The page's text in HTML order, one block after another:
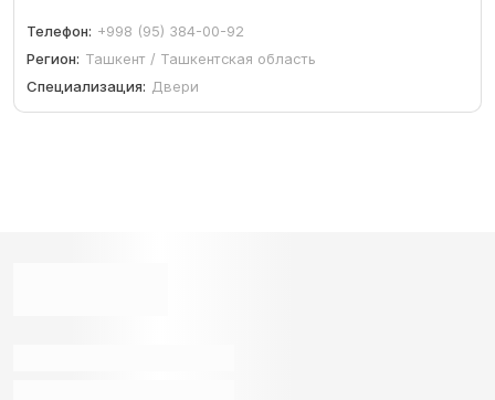
Телефон: +998 (95) 384-00-92
Регион: Ташкент / Ташкентская область
Специализация: Двери